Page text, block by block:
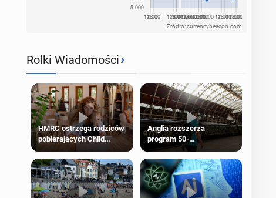
Źródło: currencybeacon.com
Rolki Wiadomości›
HMRC ostrzega rodziców
pobierających Child
Benefit. Mogą być
zobowiązani do zwrotu
zasiłku
Anglia rozszerza
program 50-
procentowych zniżek
kolejowych na 18-latków